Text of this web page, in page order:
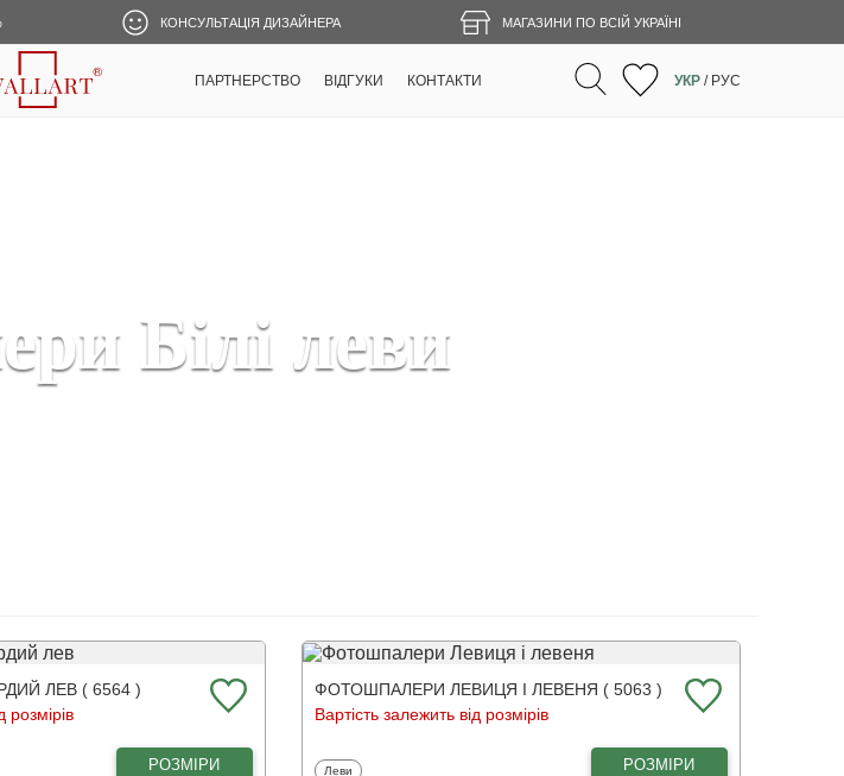
КОНСУЛЬТАЦІЯ ДИЗАЙНЕРА МАГАЗИНИ ПО ВСІЙ УКРАЇНІ
ПАРТНЕРСТВО ВІДГУКИ КОНТАКТИ УКР / РУС
Білі леви
ЛЕВ ( 6564 )
розмірів
РОЗМІРИ
ФОТОШПАЛЕРИ ЛЕВИЦЯ І ЛЕВЕНЯ ( 5063 )
Вартість залежить від розмірів
Фотошпалери
Леви РОЗМІРИ